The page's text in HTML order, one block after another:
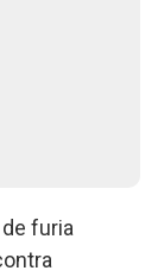
furia